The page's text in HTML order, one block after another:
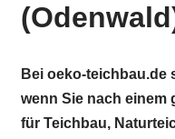
Bei oeko-
wenn Sie nach einem
für Teichbau,